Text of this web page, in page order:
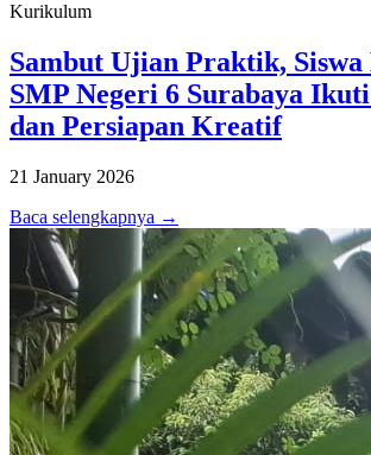
Kurikulum
Sambut Ujian Praktik,
SMP Negeri 6 Surabaya
dan Persiapan Kreatif
21 January 2026
Baca selengkapnya →